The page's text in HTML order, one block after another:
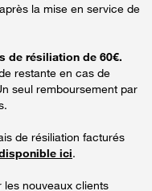
la mise en service de
de résiliation de 60€.
restante en cas de
seul remboursement par
de résiliation facturés
ici.
les nouveaux clients